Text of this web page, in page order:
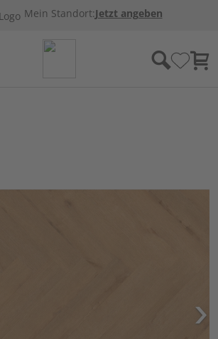
Mein Standort:Jetzt angeben